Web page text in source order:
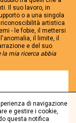
Il suo lavoro, in
o a una singola
artistica
- le fobie, il mettersi
il limite, il
e del suo
la mia ricerca abbia
di navigazione
e gestire i cookie,
questa notifica